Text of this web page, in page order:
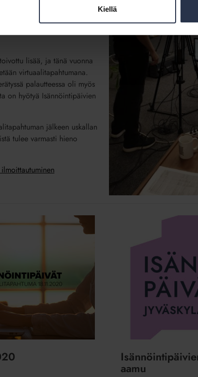
Kiellä
luvassa
lisää, ja tänä vuonna
virtuaalitapahtumana.
palautteessa oli myös
on hyötyä Isännöintipäivien
jälkeen uskallan
tulee varmasti hieno
Isännöintipäivien
Johtamisen
aamu